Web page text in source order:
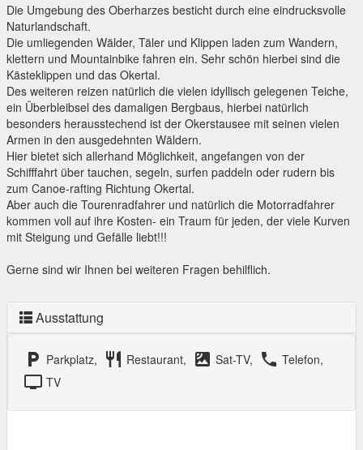
Die Umgebung des Oberharzes besticht durch eine eindrucksvolle
Naturlandschaft.
Die umliegenden Wälder, Täler und Klippen laden zum Wandern,
klettern und Mountainbike fahren ein. Sehr schön hierbei sind die
Kästeklippen und das Okertal.
Des weiteren reizen natürlich die vielen idyllisch gelegenen Teiche,
ein Überbleibsel des damaligen Bergbaus, hierbei natürlich
besonders herausstechend ist der Okerstausee mit seinen vielen
Armen in den ausgedehnten Wäldern.
Hier bietet sich allerhand Möglichkeit, angefangen von der
Schifffahrt über tauchen, segeln, surfen paddeln oder rudern bis
zum Canoe-rafting Richtung Okertal.
Aber auch die Tourenradfahrer und natürlich die Motorradfahrer
kommen voll auf ihre Kosten- ein Traum für jeden, der viele Kurven
mit Steigung und Gefälle liebt!!!
Gerne sind wir Ihnen bei weiteren Fragen behilflich.
Ausstattung
local_parking Parkplatz, restaurant Restaurant, satellite Sat-TV, local_phone Telefon,
tv TV